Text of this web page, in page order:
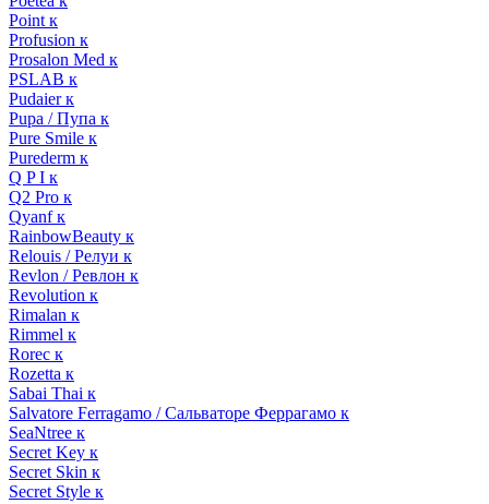
Point к
Profusion к
Prosalon Med к
PSLAB к
Pudaier к
Pupa / Пупа к
Pure Smile к
Purederm к
Q P I к
Q2 Pro к
Qyanf к
RainbowBeauty к
Relouis / Релуи к
Revlon / Ревлон к
Revolution к
Rimalan к
Rimmel к
Rorec к
Rozetta к
Sabai Thai к
Salvatore Ferragamo / Сальваторе Феррагамо к
SeaNtree к
Secret Key к
Secret Skin к
Secret Style к